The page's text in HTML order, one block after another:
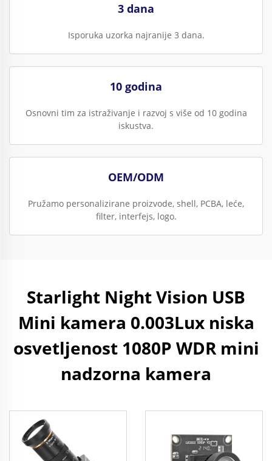
3 dana
Isporuka uzorka najranije 3 dana.
10 godina
Osnovni tim za istraživanje i razvoj s više od 10 godina
iskustva.
OEM/ODM
Pružamo personalizirane proizvode, shell, PCBA, leće,
filter, interfejs, logo.
Starlight Night Vision USB
Mini kamera 0.003Lux niska
osvetljenost 1080P WDR mini
nadzorna kamera